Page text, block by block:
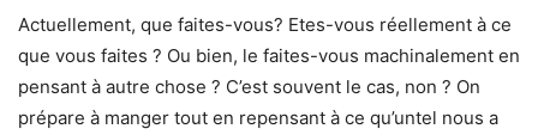
Actuellement, que faites-vous? Etes-vous réellement à ce
que vous faites ? Ou bien, le faites-vous machinalement en
pensant à autre chose ? C’est souvent le cas, non ? On
prépare à manger tout en repensant à ce qu’untel nous a